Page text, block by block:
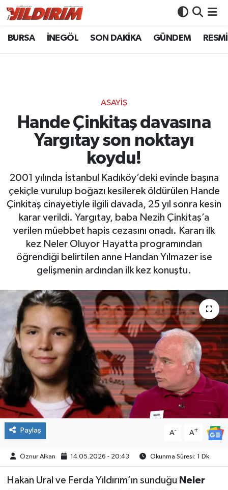
BURSA İNEGÖL SON DAKİKA GÜNDEM
ASAYİŞ
Hande Çinkitaş davasına
Yargıtay son noktayı
koydu!
2001 yılında İstanbul Kadıköy’deki evinde başına
çekiçle vurulup boğazı kesilerek öldürülen Hande
Çinkitaş cinayetiyle ilgili davada, 25 yıl sonra kesin
karar verildi. Yargıtay, baba Nezih Çinkitaş’a
verilen müebbet hapis cezasını onadı. Kararı ilk
kez Neler Oluyor Hayatta programından
öğrendiği belirtilen anne Handan Yılmazer ise
gelişmenin ardından ilk kez konuştu.
Paylaş A- A+
Öznur Alkan 14.05.2026 - 20:43 Okunma Süresi: 1 Dk
Hakan Ural ve Ferda Yıldırım’ın sunduğu Neler
BURSA
GÜNDEM
RESMİ İLANLAR
SİYASET
YAŞAM
SPOR
Bursa Nöbetçi Eczaneler
Bursa Trafik Yoğunluk Haritası
Süper Lig Puan Durumu ve Fikstür
Son Dakika Haberleri
Haber Arşivi